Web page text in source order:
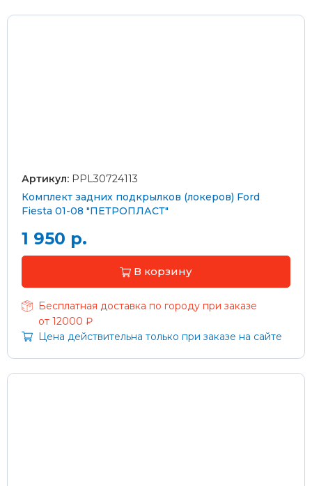
Артикул: PPL30724113
Комплект задних подкрылков (локеров) Ford
Fiesta 01-08 "ПЕТРОПЛАСТ"
1 950 р.
В корзину
Бесплатная доставка по городу при заказе
от 12000 ₽
Цена действительна только при заказе на сайте